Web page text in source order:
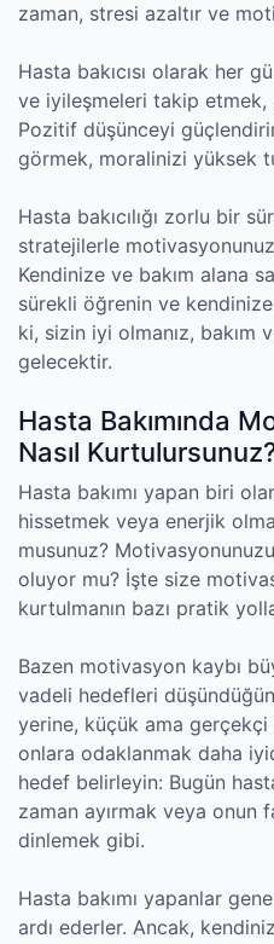
zaman, stresi azaltır ve
Hasta bakıcısı olarak her
ve iyileşmeleri takip etmek,
Pozitif düşünceyi
görmek, moralinizi yüksek
Hasta bakıcılığı zorlu bir
stratejilerle
Kendinize ve bakım alana
sürekli öğrenin ve kendinize
ki, sizin iyi olmanız, bakım
gelecektir.
Hasta Bakımında
Nasıl
Hasta bakımı yapan biri
hissetmek veya enerjik
musunuz?
oluyor mu? İşte size
kurtulmanın bazı pratik
Bazen motivasyon kaybı
vadeli hedefleri
yerine, küçük ama
onlara odaklanmak daha
hedef belirleyin: Bugün
zaman ayırmak veya onun
dinlemek gibi.
Hasta bakımı yapanlar
ardı ederler. Ancak,